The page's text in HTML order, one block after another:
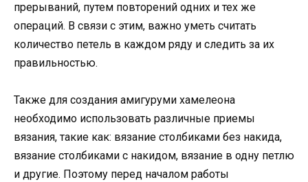
прерываний, путем повторений одних и тех же
операций. В связи с этим, важно уметь считать
количество петель в каждом ряду и следить за их
правильностью.
Также для создания амигуруми хамелеона
необходимо использовать различные приемы
вязания, такие как: вязание столбиками без накида,
вязание столбиками с накидом, вязание в одну петлю
и другие. Поэтому перед началом работы